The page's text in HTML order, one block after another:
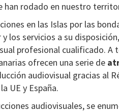
han rodado en nuestro
en las Islas por las
los servicios a su
profesional cualificado. A
ofrecen una serie de
audiovisual gracias al
UE y España.
audiovisuales, se